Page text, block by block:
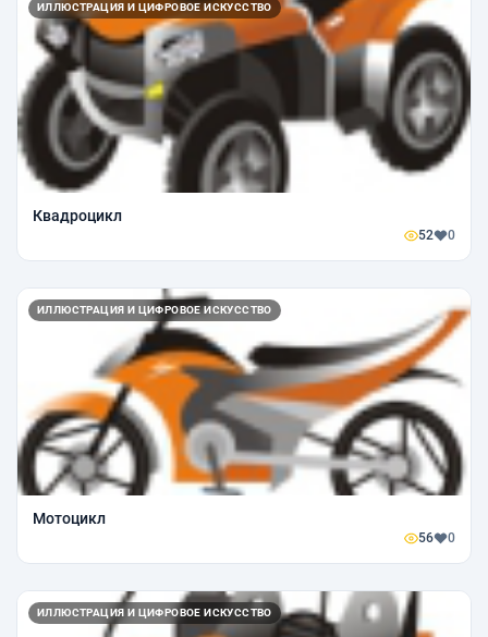
ИЛЛЮСТРАЦИЯ И ЦИФРОВОЕ ИСКУССТВО
Квадроцикл
52 0
ИЛЛЮСТРАЦИЯ И ЦИФРОВОЕ ИСКУССТВО
Мотоцикл
56 0
ИЛЛЮСТРАЦИЯ И ЦИФРОВОЕ ИСКУССТВО